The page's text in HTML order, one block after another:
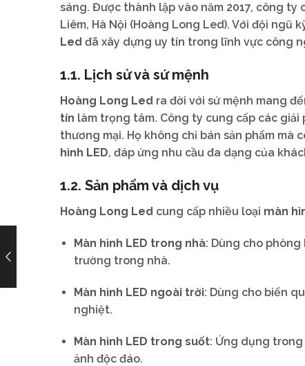
sáng. Được thành lập vào năm 2017, công ty
Liêm, Hà Nội (Hoàng Long Led). Với đội ngũ
Led đã xây dựng uy tín trong lĩnh vực công
1.1. Lịch sử và sứ mệnh
Hoàng Long Led ra đời với sứ mệnh mang
tín làm trọng tâm. Công ty cung cấp các giải
thương mại. Họ không chỉ bán sản phẩm
hình LED, đáp ứng nhu cầu đa dạng của
1.2. Sản phẩm và dịch vụ
Hoàng Long Led cung cấp nhiều loại màn
Màn hình LED trong nhà: Dùng cho
trường trong nhà.
Màn hình LED ngoài trời: Dùng cho biển
nghiệt.
Màn hình LED trong suốt: Ứng dụng
ảnh độc đáo.